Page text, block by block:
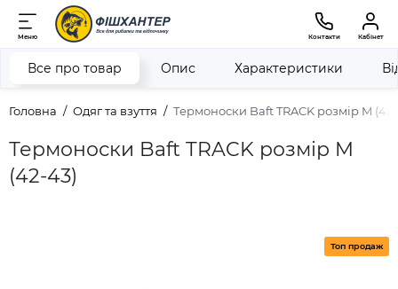
Меню Контакти Кабінет
Головна Одяг та взуття Термоноски Baft TRACK розмір M
Термоноски Baft TRACK розмір M
(42-43)
Все про товар Опис Характеристики
Топ продаж